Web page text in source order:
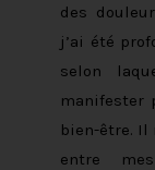
des
j’ai été
selon
manifester
bien-être. Il
entre